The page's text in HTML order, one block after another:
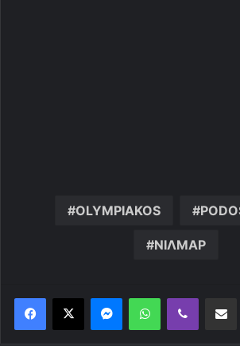
OLYMPIAKOS
ΝΙΛΜΑΡ
MessengerWhatsAppViber